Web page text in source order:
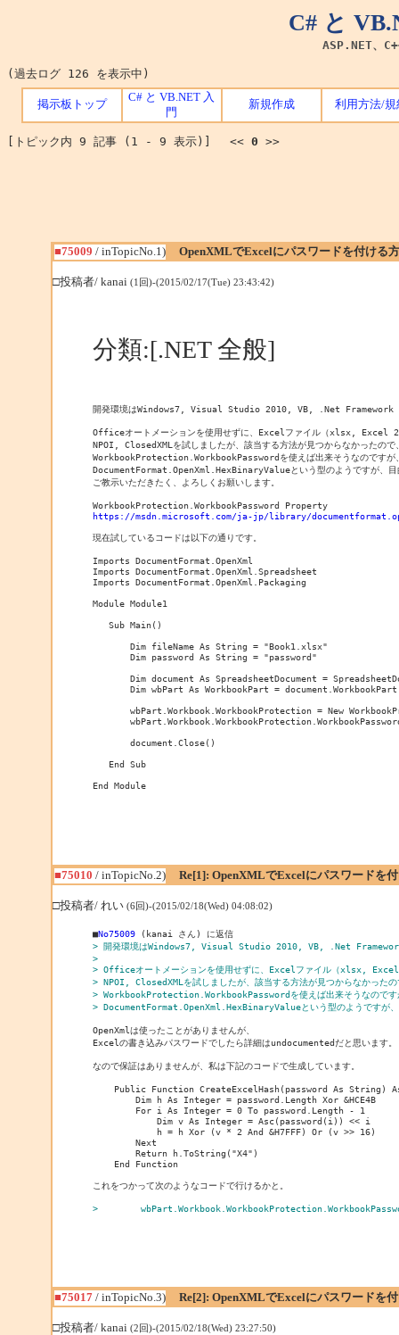
C# と
ASP.NET、
(過去ログ 126 を表示中)
掲示板トップ
C# と VB.NET 入
門
新規作成 利用方法/規
[トピック内 9 記事 (1 - 9 表示)] << 0 >>
■75009 / inTopicNo.1) OpenXMLでExcelにパスワードを付ける
□投稿者/ kanai (1回)-(2015/02/17(Tue) 23:43:42)
分類:[.NET 全般]
開発環境はWindows7, Visual Studio 2010, VB, .Net Framework
Officeオートメーションを使用せずに、Excelファイル（xlsx, Excel
NPOI, ClosedXMLを試しましたが、該当する方法が見つからなかったので
WorkbookProtection.WorkbookPasswordを使えば出来そうなのですが
DocumentFormat.OpenXml.HexBinaryValueという型のようですが、目
ご教示いただきたく、よろしくお願いします。
WorkbookProtection.WorkbookPassword Property
https://msdn.microsoft.com/ja-jp/library/
現在試しているコードは以下の通りです。
Imports DocumentFormat.OpenXml
Imports DocumentFormat.OpenXml.Spreadsheet
Imports DocumentFormat.OpenXml.Packaging
Module Module1
   Sub Main()
       Dim fileName As String = "Book1.xlsx"
       Dim password As String = "password"
Dim document As SpreadsheetDocument =
       Dim wbPart As WorkbookPart = document.WorkbookPart
wbPart.Workbook.WorkbookProtection = New
       document.Close()
   End Sub
End Module
■75010 / inTopicNo.2) Re[1]: OpenXMLでExcelにパスワードを
□投稿者/ れい (6回)-(2015/02/18(Wed) 04:08:02)
■No75009
(kanai さん) に返信
> 開発環境はWindows7, Visual Studio 2010, VB, .Net
>
> Officeオートメーションを使用せずに、Excelファイル（xlsx, Excel
> NPOI, ClosedXMLを試しましたが、該当する方法が見つからなかったの
> WorkbookProtection.WorkbookPasswordを使えば出来そうなのです
> DocumentFormat.OpenXml.HexBinaryValueという型のようですが、
OpenXmlは使ったことがありませんが、
Excelの書き込みパスワードでしたら詳細はundocumentedだと思います。
なので保証はありませんが、私は下記のコードで生成しています。
Public Function CreateExcelHash(password As String)
        Dim h As Integer = password.Length Xor &HCE4B
        For i As Integer = 0 To password.Length - 1
            Dim v As Integer = Asc(password(i)) << i
            h = h Xor (v * 2 And &H7FFF) Or (v >> 16)
        Next
        Return h.ToString("X4")
    End Function
これをつかって次のようなコードで行けるかと。
>
■75017/ inTopicNo.3) Re[2]: OpenXMLでExcelにパスワードを
□投稿者/ kanai (2回)-(2015/02/18(Wed) 23:27:50)